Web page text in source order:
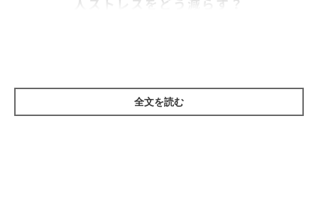
人ストレスをどう減らす？
うまく対処することで、キライの気持ちを緩和させましょう。
全文を読む